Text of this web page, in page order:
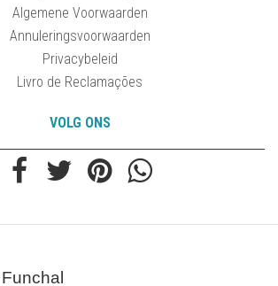
Algemene Voorwaarden
Annuleringsvoorwaarden
Privacybeleid
Livro de Reclamações
VOLG ONS